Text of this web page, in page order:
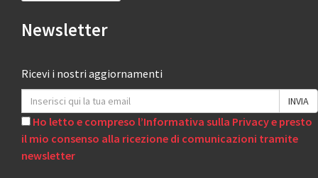
Newsletter
Ricevi i nostri aggiornamenti
Ho letto e compreso l’Informativa sulla Privacy e presto
il mio consenso alla ricezione di comunicazioni tramite
newsletter